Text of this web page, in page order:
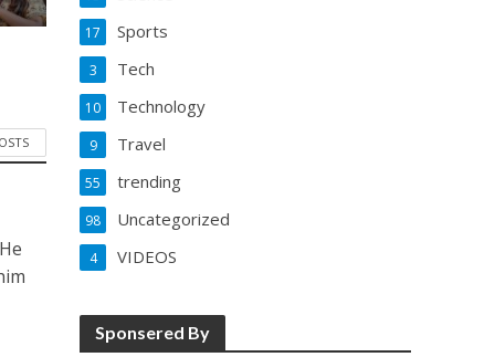
Sports
17
Tech
3
Technology
10
Travel
9
trending
55
Uncategorized
98
VIDEOS
4
Sponsered By